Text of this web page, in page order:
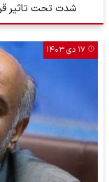
شدت تحت تاثیر
۱۷ دی ۱۴۰۳